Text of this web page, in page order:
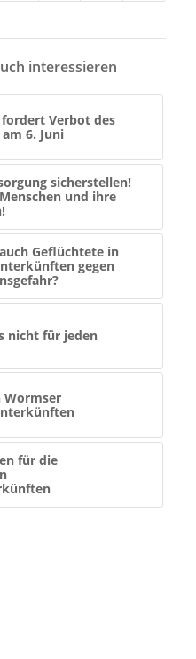
interessieren
Verbot des
6. Juni
sicherstellen!
und ihre
Geflüchtete in
gegen
nicht für jeden
für die